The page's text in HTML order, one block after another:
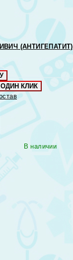
(АНТИГЕПАТИТ)
КЛИК
В наличии